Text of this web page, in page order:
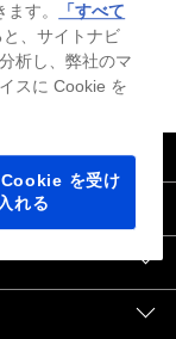
ットとMicrosoftアカウ
デートの際に要件が追
ンクアイコンをご覧く
す。
「すべて
、サイトナビ
析し、弊社のマ
スに Cookie を
を受け
れる